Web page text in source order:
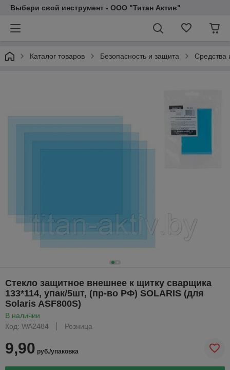
Выбери свой инструмент - ООО "Титан Актив"
Каталог товаров Безопасность и защита Средства
Стекло защитное внешнее к щитку сварщика
133*114, упак/5шт, (пр-во РФ) SOLARIS (для
Solaris ASF800S)
В наличии
Код: WA2484
Розница
9,90 руб./упаковка